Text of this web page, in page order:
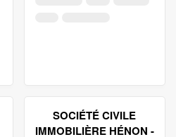
SOCIÉTÉ CIVILE
IMMOBILIÈRE HÉNON -